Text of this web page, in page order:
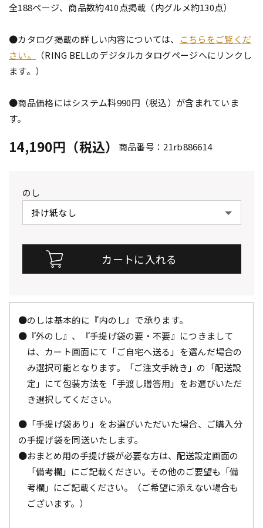
全188ページ、商品数約410点掲載（内グルメ約130点）
●カタログ掲載の詳しい内容については、
こちらをご覧くだ
さい。
（RING BELLのデジタルカタログページへにリンクし
ます。）
●商品価格にはシステム料990円（税込）が含まれていま
す。
14,190円（税込） 商品番号：21rb886614
のし
●のしは基本的に『内のし』で承ります。
●『外のし』、『手提げ袋の要・不要』につきまして
は、カート画面にて「ご自宅へ送る」を選んだ場合の
み選択可能となります。「ご注文手続き」の「配送設
定」にて包装方法を「手渡し贈答用」をお選びいただ
き選択してください。
●「手提げ袋あり」をお選びいただいた場合、ご購入分
の手提げ袋を同送いたします。
●おまとめ用の手提げ袋が必要な方は、配送設定画面の
「備考欄」にご記載ください。その他のご要望も「備
考欄」にご記載ください。（ご希望に添えない場合も
ございます。）